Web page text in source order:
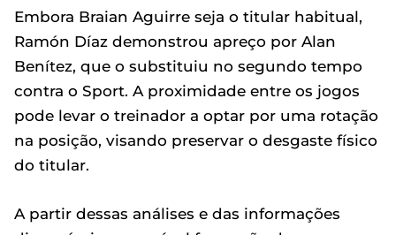
Embora Braian Aguirre seja o titular habitual,
Ramón Díaz demonstrou apreço por Alan
Benítez, que o substituiu no segundo tempo
contra o Sport. A proximidade entre os jogos
pode levar o treinador a optar por uma rotação
na posição, visando preservar o desgaste físico
do titular.
A partir dessas análises e das informações